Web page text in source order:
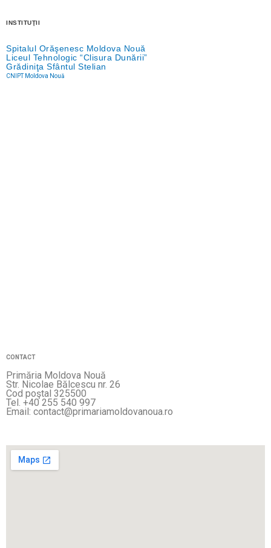
INSTITUŢII
Spitalul Orăşenesc Moldova Nouă
Liceul Tehnologic “Clisura Dunării”
Grădiniţa Sfântul Stelian
CNIPT Moldova Nouă
CONTACT
Primăria Moldova Nouă
Str. Nicolae Bălcescu nr. 26
Cod poştal 325500
Tel. +40 255 540 997
Email: contact@primariamoldovanoua.ro